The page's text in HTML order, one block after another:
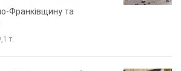
Франківщину та
т.